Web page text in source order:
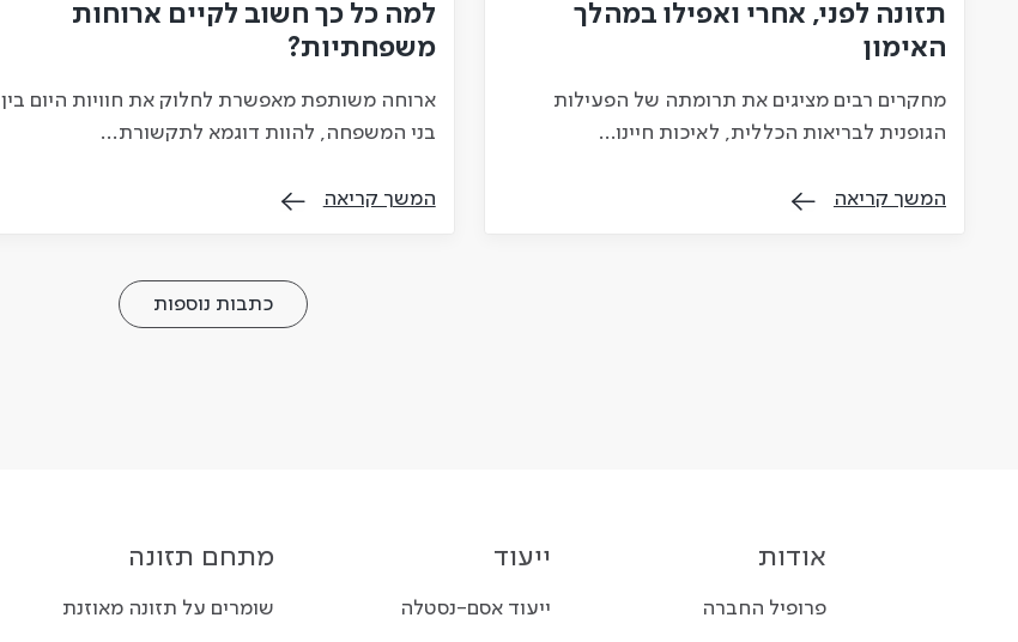
תזונה לפני, אחרי ואפילו במהלך
האימון
מחקרים רבים מציגים את תרומתה של הפעילות
הגופנית לבריאות הכללית, לאיכות חיינו…
המשך קריאה
למה כל כך חשוב לקיים ארוחות
משפחתיות?
ארוחה משותפת מאפשרת לחלוק את חוויות היום בין
בני המשפחה, להוות דוגמא לתקשורת…
המשך קריאה
כתבות נוספות
מתחם תזונה
שומרים על תזונה מאוזנת
ייעוד
ייעוד אסם-נסטלה
אודות
פרופיל החברה